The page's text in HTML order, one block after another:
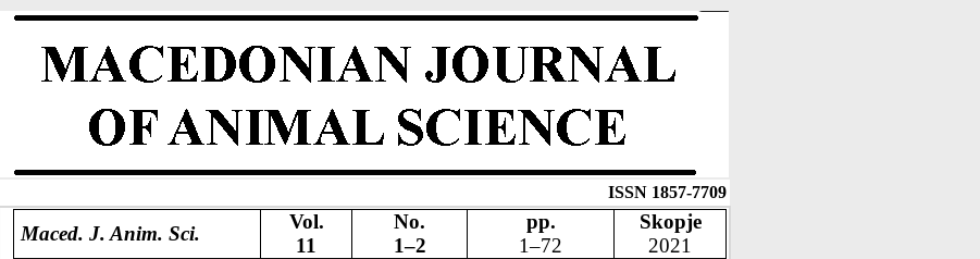
ISSN 1857-7709
Maced. J. Anim. Sci.
Vol.
11
No.
1–2
pp.
1–72
Skopje
2021